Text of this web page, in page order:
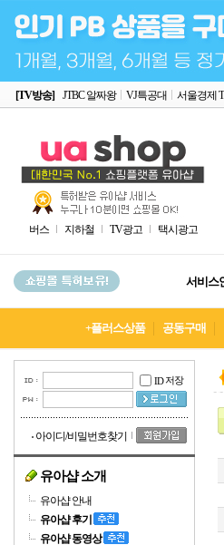
[TV방송] JTBC 알짜왕 VJ특공대 서울경제
버스 지하철 TV광고 택시광고
서비스
+플러스상품 공동구매
ID 저장
아이디/비밀번호찾기
유아샵 소개
유아샵 안내
유아샵 후기
유아샵 동영상